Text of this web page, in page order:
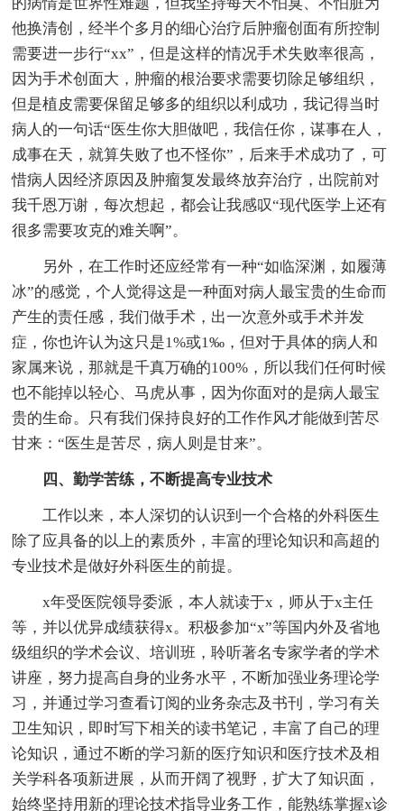
他换清创，经半个多月的细心治疗后肿瘤创面有所控制
需要进一步行“xx”，但是这样的情况手术失败率很高，
因为手术创面大，肿瘤的根治要求需要切除足够组织，
但是植皮需要保留足够多的组织以利成功，我记得当时
病人的一句话“医生你大胆做吧，我信任你，谋事在人，
成事在天，就算失败了也不怪你”，后来手术成功了，可
惜病人因经济原因及肿瘤复发最终放弃治疗，出院前对
我千恩万谢，每次想起，都会让我感叹“现代医学上还有
很多需要攻克的难关啊”。
另外，在工作时还应经常有一种“如临深渊，如履薄
冰”的感觉，个人觉得这是一种面对病人最宝贵的生命而
产生的责任感，我们做手术，出一次意外或手术并发
症，你也许认为这只是1%或1‰，但对于具体的病人和
家属来说，那就是千真万确的100%，所以我们任何时候
也不能掉以轻心、马虎从事，因为你面对的是病人最宝
贵的生命。只有我们保持良好的工作作风才能做到苦尽
甘来：“医生是苦尽，病人则是甘来”。
四、勤学苦练，不断提高专业技术
工作以来，本人深切的认识到一个合格的外科医生
除了应具备的以上的素质外，丰富的理论知识和高超的
专业技术是做好外科医生的前提。
x年受医院领导委派，本人就读于x，师从于x主任
等，并以优异成绩获得x。积极参加“x”等国内外及省地
级组织的学术会议、培训班，聆听著名专家学者的学术
讲座，努力提高自身的业务水平，不断加强业务理论学
习，并通过学习查看订阅的业务杂志及书刊，学习有关
卫生知识，即时写下相关的读书笔记，丰富了自己的理
论知识，通过不断的学习新的医疗知识和医疗技术及相
关学科各项新进展，从而开阔了视野，扩大了知识面，
始终坚持用新的理论技术指导业务工作，能熟练掌握x诊